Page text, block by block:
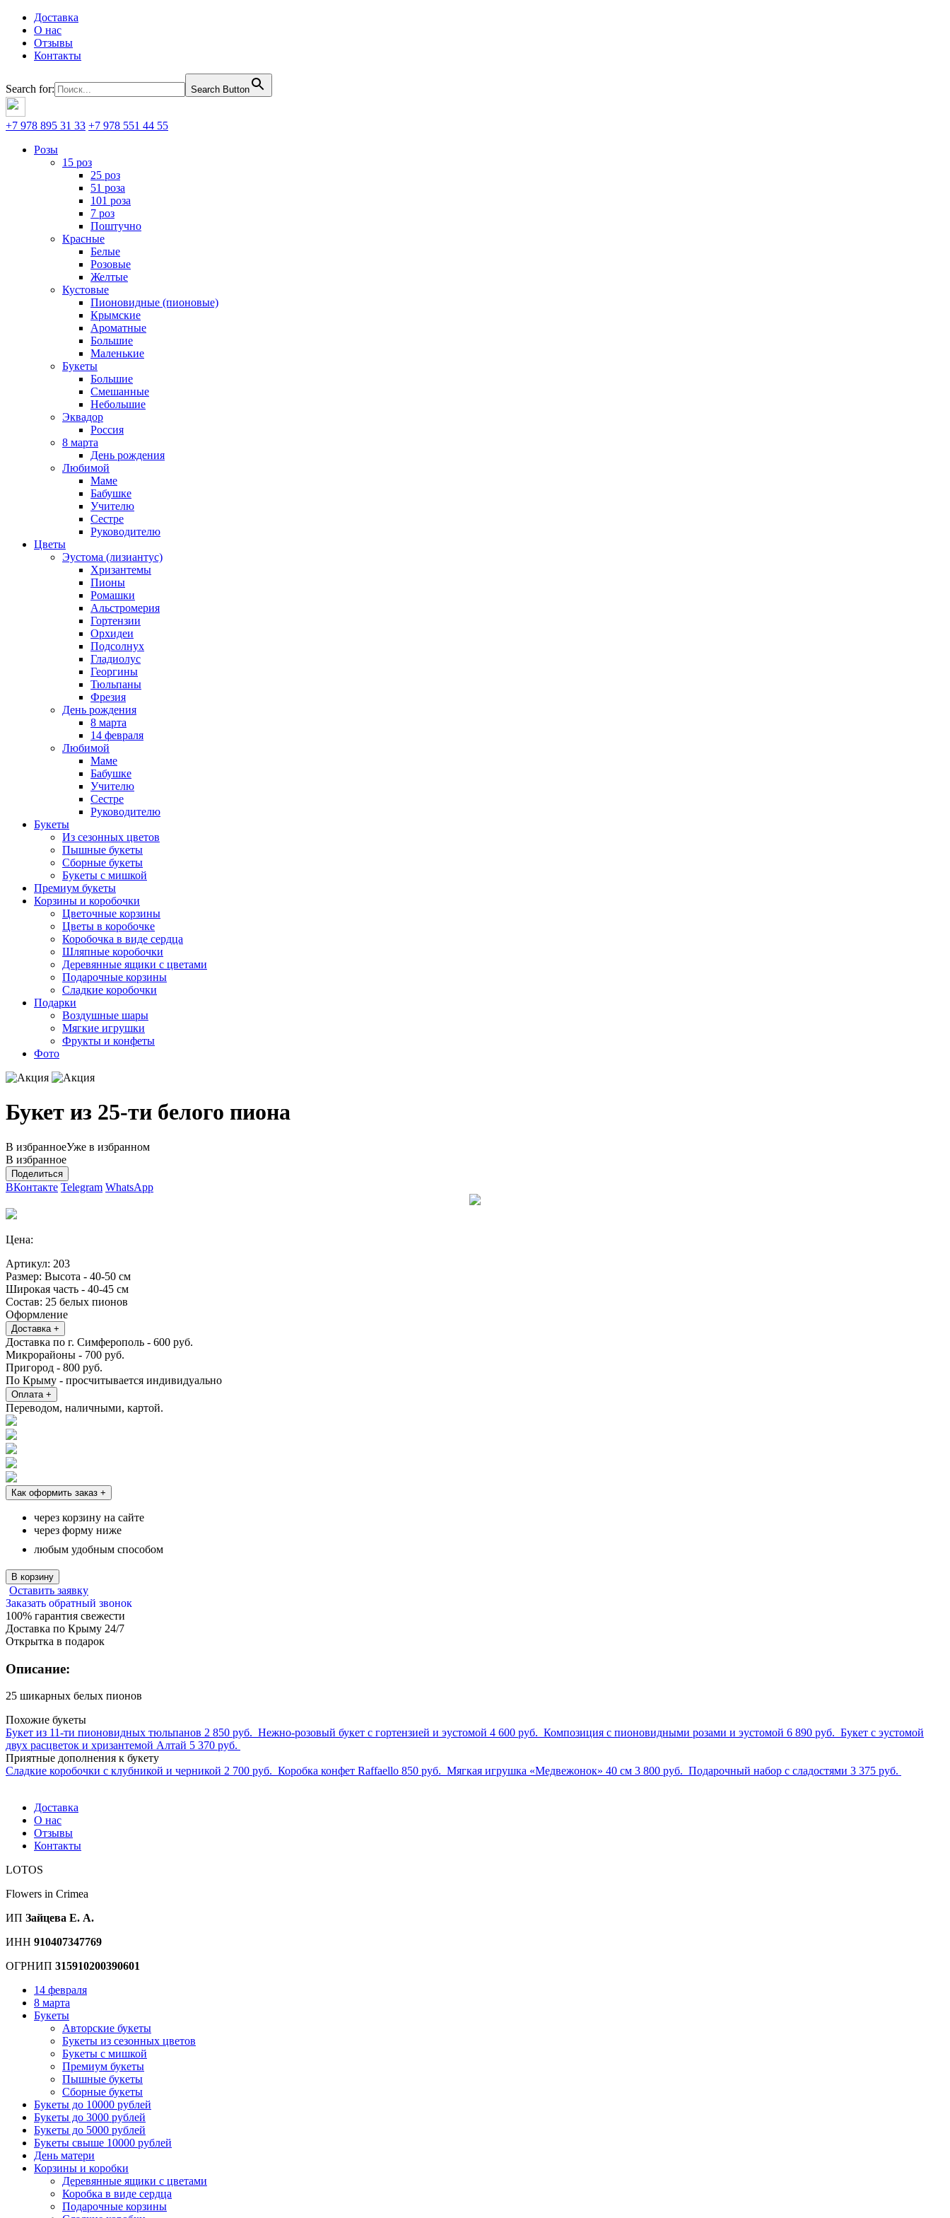
Доставка
О нас
Отзывы
Контакты
Search for: Search Button
+7 978 895 31 33 +7 978 551 44 55
Розы
15 роз
25 роз
51 роза
101 роза
7 роз
Поштучно
Красные
Белые
Розовые
Желтые
Кустовые
Пионовидные (пионовые)
Крымские
Ароматные
Большие
Маленькие
Букеты
Большие
Смешанные
Небольшие
Эквадор
Россия
8 марта
День рождения
Любимой
Маме
Бабушке
Учителю
Сестре
Руководителю
Цветы
Эустома (лизиантус)
Хризантемы
Пионы
Ромашки
Альстромерия
Гортензии
Орхидеи
Подсолнух
Гладиолус
Георгины
Тюльпаны
Фрезия
День рождения
8 марта
14 февраля
Любимой
Маме
Бабушке
Учителю
Сестре
Руководителю
Букеты
Из сезонных цветов
Пышные букеты
Сборные букеты
Букеты с мишкой
Премиум букеты
Корзины и коробочки
Цветочные корзины
Цветы в коробочке
Коробочка в виде сердца
Шляпные коробочки
Деревянные ящики с цветами
Подарочные корзины
Сладкие коробочки
Подарки
Воздушные шары
Мягкие игрушки
Фрукты и конфеты
Фото
Букет из 25-ти белого пиона
В избранноеУже в избранном
В избранное
Поделиться
ВКонтакте Telegram WhatsApp
Цена:
Артикул: 203
Размер: Высота - 40-50 см
Широкая часть - 40-45 см
Состав: 25 белых пионов
Оформление
Доставка +
Доставка по г. Симферополь - 600 руб.
Микрорайоны - 700 руб.
Пригород - 800 руб.
По Крыму - просчитывается индивидуально
Оплата +
Переводом, наличными, картой.
Как оформить заказ +
через корзину на сайте
через форму ниже
любым удобным способом
В корзину
Оставить заявку
Заказать обратный звонок
100% гарантия свежести
Доставка по Крыму 24/7
Открытка в подарок
Описание:
25 шикарных белых пионов
Похожие букеты
Букет из 11-ти пионовидных тюльпанов 2 850 руб. Нежно-розовый букет с гортензией и эустомой 4 600 руб. Композиция с пионовидными розами и эустомой 6 890 руб. Букет с эустомой
двух расцветок и хризантемой Алтай 5 370 руб.
Приятные дополнения к букету
Сладкие коробочки с клубникой и черникой 2 700 руб. Коробка конфет Raffaello 850 руб. Мягкая игрушка «Медвежонок» 40 см 3 800 руб. Подарочный набор с сладостями 3 375 руб.
Доставка
О нас
Отзывы
Контакты
LOTOS
Flowers in Crimea
ИП Зайцева Е. А.
ИНН 910407347769
ОГРНИП 315910200390601
14 февраля
8 марта
Букеты
Авторские букеты
Букеты из сезонных цветов
Букеты с мишкой
Премиум букеты
Пышные букеты
Сборные букеты
Букеты до 10000 рублей
Букеты до 3000 рублей
Букеты до 5000 рублей
Букеты свыше 10000 рублей
День матери
Корзины и коробки
Деревянные ящики с цветами
Коробка в виде сердца
Подарочные корзины